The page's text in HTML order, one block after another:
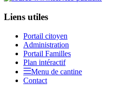
Liens utiles
Portail citoyen
Administration
Portail Familles
Plan intéractif
Menu de cantine
Contact